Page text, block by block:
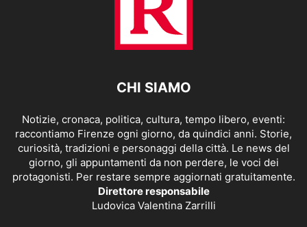
CHI SIAMO
Notizie, cronaca, politica, cultura, tempo libero, eventi:
raccontiamo Firenze ogni giorno, da quindici anni. Storie,
curiosità, tradizioni e personaggi della città. Le news del
giorno, gli appuntamenti da non perdere, le voci dei
protagonisti. Per restare sempre aggiornati gratuitamente.
Direttore responsabile
Ludovica Valentina Zarrilli